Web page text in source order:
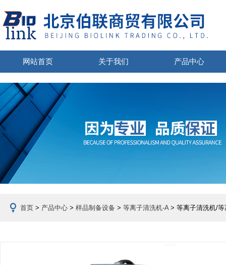
网站首页 关于我们 产品中心
首页 > 产品中心 > 样品制备设备 > 等离子清洗机-A> 等离子清洗机/等